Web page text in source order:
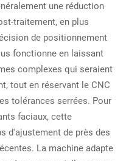
une réduction
traitement, en plus
de positionnement
fonctionne en laissant
complexes qui seraient
tout en réservant le CNC
tolérances serrées. Pour
faciaux, cette
d'ajustement de près des
La machine adapte